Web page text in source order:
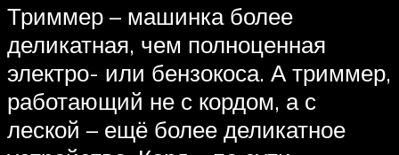
Триммер – машинка более
деликатная, чем полноценная
электро- или бензокоса. А триммер,
работающий не с кордом, а с
леской – ещё более деликатное